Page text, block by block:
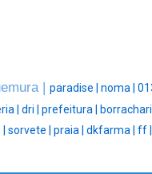
| paradise | noma |
| dri | prefeitura |
sorvete | praia | dkfarma | ff |